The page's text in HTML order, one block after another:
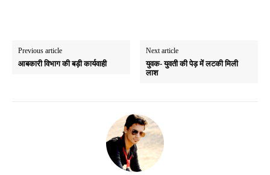
Previous article
आबकारी विभाग की बड़ी कार्यवाही
Next article
युवक- युवती की पेड़ में लटकी मिली
लाश